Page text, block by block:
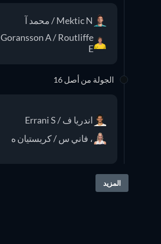
Mektic N / محمد آ
Goransson A / Routliffe
E
الجولة من أصل 16
اندريا ف / Errani S
، فاني س / كريستيان ه
المزيد